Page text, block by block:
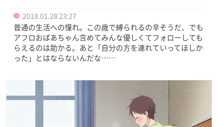
2018.01.28 23:27
普通の生活への憧れ。この歳で縛られるの辛そうだ、でも
アフロおばあちゃん含めてみんな優しくてフォローしても
らえるのは助かる。あと「自分の方を連れていってほしか
った」とはならないんだな……